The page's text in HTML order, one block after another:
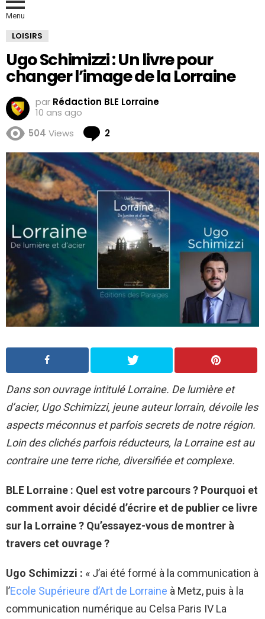
Menu
LOISIRS
Ugo Schimizzi : Un livre pour
changer l’image de la Lorraine
par Rédaction BLE Lorraine
10 ans ago
504 Views 2
Dans son ouvrage intitulé Lorraine. De lumière et
d’acier, Ugo Schimizzi, jeune auteur lorrain, dévoile les
aspects méconnus et parfois secrets de notre région.
Loin des clichés parfois réducteurs, la Lorraine est au
contraire une terre riche, diversifiée et complexe.
BLE Lorraine : Quel est votre parcours ? Pourquoi et
comment avoir décidé d’écrire et de publier ce livre
sur la Lorraine ? Qu’essayez-vous de montrer à
travers cet ouvrage ?
Ugo Schimizzi : « J’ai été formé à la communication à
l’Ecole Supérieure d’Art de Lorraine à Metz, puis à la
communication numérique au Celsa Paris IV La